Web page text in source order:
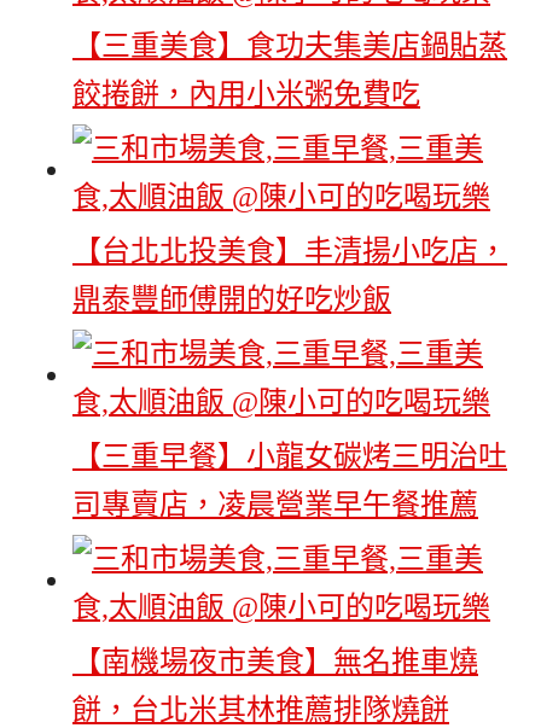
【三重美食】食功夫集美店鍋貼蒸
餃捲餅，內用小米粥免費吃
【台北北投美食】丰清揚小吃店，
鼎泰豐師傅開的好吃炒飯
【三重早餐】小龍女碳烤三明治吐
司專賣店，凌晨營業早午餐推薦
【南機場夜市美食】無名推車燒
餅，台北米其林推薦排隊燒餅